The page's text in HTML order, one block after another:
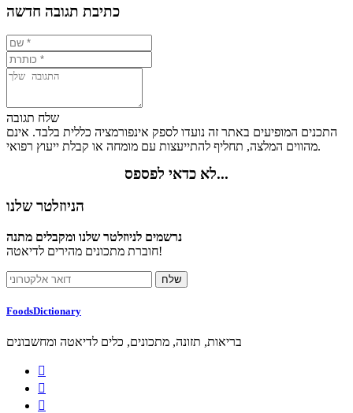
כתיבת תגובה חדשה
שלח תגובה
התכנים המופיעים באתר זה נועדו לספק אינפורמציה כללית בלבד. אינם
מהווים המלצה, תחליף להתייעצות עם מומחה או קבלת ייעוץ רפואי.
לא כדאי לפספס...
הניוזלטר שלנו
נרשמים לניוזלטר שלנו ומקבלים מתנה
חוברת מתכונים מהירים לדיאטה!
FoodsDictionary
בריאות, תזונה, מתכונים, כלים לדיאטה ומחשבונים


